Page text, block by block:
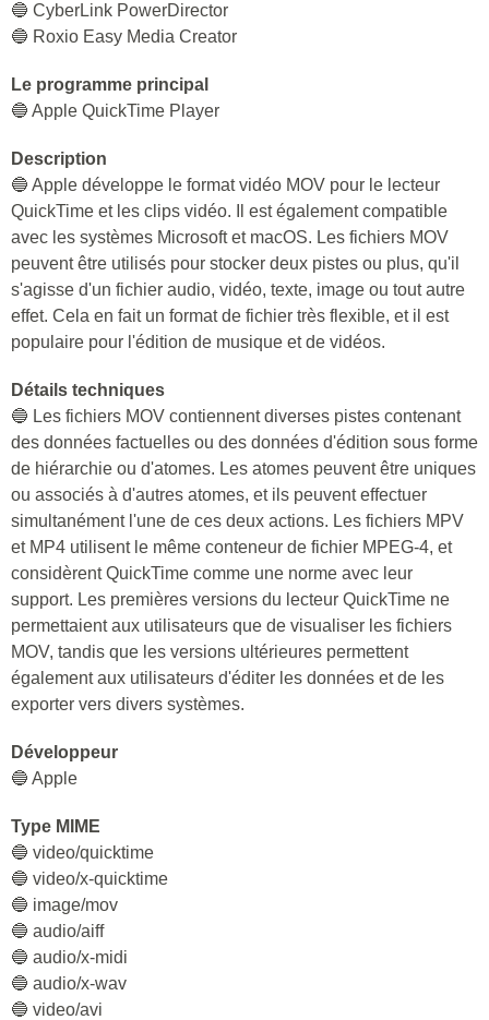
🔵 CyberLink PowerDirector
🔵 Roxio Easy Media Creator
Le programme principal
🔵 Apple QuickTime Player
Description
🔵 Apple développe le format vidéo MOV pour le lecteur
QuickTime et les clips vidéo. Il est également compatible
avec les systèmes Microsoft et macOS. Les fichiers MOV
peuvent être utilisés pour stocker deux pistes ou plus, qu'il
s'agisse d'un fichier audio, vidéo, texte, image ou tout autre
effet. Cela en fait un format de fichier très flexible, et il est
populaire pour l'édition de musique et de vidéos.
Détails techniques
🔵 Les fichiers MOV contiennent diverses pistes contenant
des données factuelles ou des données d'édition sous forme
de hiérarchie ou d'atomes. Les atomes peuvent être uniques
ou associés à d'autres atomes, et ils peuvent effectuer
simultanément l'une de ces deux actions. Les fichiers MPV
et MP4 utilisent le même conteneur de fichier MPEG-4, et
considèrent QuickTime comme une norme avec leur
support. Les premières versions du lecteur QuickTime ne
permettaient aux utilisateurs que de visualiser les fichiers
MOV, tandis que les versions ultérieures permettent
également aux utilisateurs d'éditer les données et de les
exporter vers divers systèmes.
Développeur
🔵 Apple
Type MIME
🔵 video/quicktime
🔵 video/x-quicktime
🔵 image/mov
🔵 audio/aiff
🔵 audio/x-midi
🔵 audio/x-wav
🔵 video/avi